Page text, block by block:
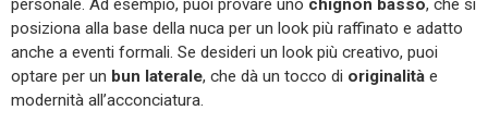
personale. Ad esempio, puoi provare uno chignon basso, che si
posiziona alla base della nuca per un look più raffinato e adatto
anche a eventi formali. Se desideri un look più creativo, puoi
optare per un bun laterale, che dà un tocco di originalità e
modernità all’acconciatura.